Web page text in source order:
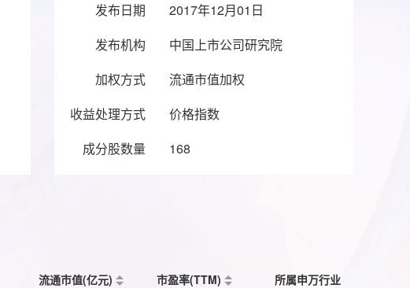
发布日期
2017年12月01日
发布机构
中国上市公司研究院
加权方式
流通市值加权
收益处理方式
价格指数
成分股数量
168
流通市值(亿元) 市盈率(TTM) 所属申万行业